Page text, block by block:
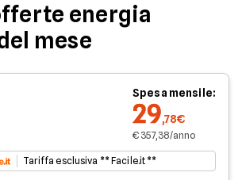
energia
mese
Spesa mensile:
29,78€
€ 357,38/anno
Tariffa esclusiva ** Facile.it **